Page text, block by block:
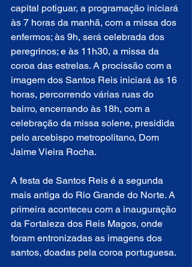
capital potiguar, a programação iniciará
às 7 horas da manhã, com a missa dos
enfermos; às 9h, será celebrada dos
peregrinos; e às 11h30, a missa da
coroa das estrelas. A procissão com a
imagem dos Santos Reis iniciará às 16
horas, percorrendo várias ruas do
bairro, encerrando às 18h, com a
celebração da missa solene, presidida
pelo arcebispo metropolitano, Dom
Jaime Vieira Rocha.
A festa de Santos Reis é a segunda
mais antiga do Rio Grande do Norte. A
primeira aconteceu com a inauguração
da Fortaleza dos Reis Magos, onde
foram entronizadas as imagens dos
santos, doadas pela coroa portuguesa.